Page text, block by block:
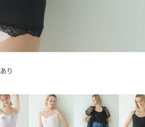
あり